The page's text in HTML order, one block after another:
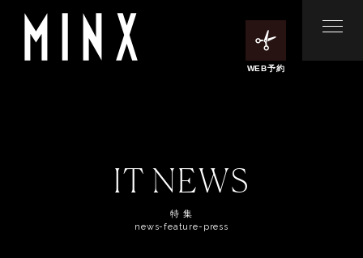
WEB予約
IT NEWS
特 集
news-feature-press